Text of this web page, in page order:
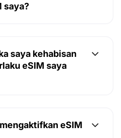
saya?
saya kehabisan
eSIM saya
eSIM